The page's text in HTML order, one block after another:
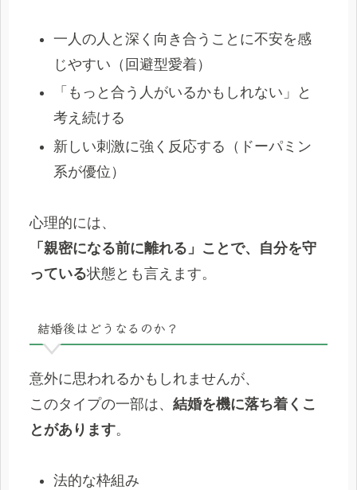
一人の人と深く向き合うことに不安を感
じやすい（回避型愛着）
「もっと合う人がいるかもしれない」と
考え続ける
新しい刺激に強く反応する（ドーパミン
系が優位）
心理的には、
「親密になる前に離れる」ことで、自分を守
っている状態とも言えます。
結婚後はどうなるのか？
意外に思われるかもしれませんが、
このタイプの一部は、 結婚を機に落ち着くこ
とがあります。
法的な枠組み